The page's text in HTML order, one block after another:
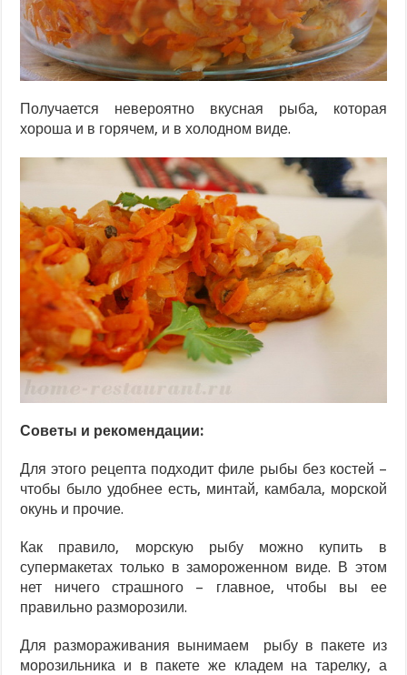
Получается невероятно вкусная рыба, которая
хороша и в горячем, и в холодном виде.
Советы и рекомендации:
Для этого рецепта подходит филе рыбы без костей –
чтобы было удобнее есть, минтай, камбала, морской
окунь и прочие.
Как правило, морскую рыбу можно купить в
супермакетах только в замороженном виде. В этом
нет ничего страшного – главное, чтобы вы ее
правильно разморозили.
Для размораживания вынимаем рыбу в пакете из
морозильника и в пакете же кладем на тарелку, а